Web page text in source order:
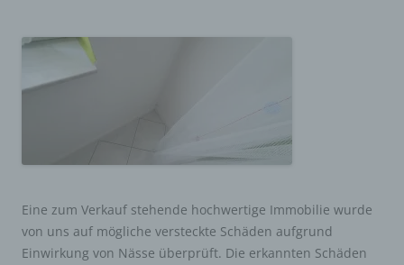
Eine zum Verkauf stehende hochwertige Immobilie wurde
von uns auf mögliche versteckte Schäden aufgrund
Einwirkung von Nässe überprüft. Die erkannten Schäden